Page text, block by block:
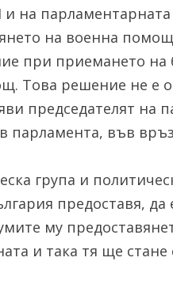
на
на военна
при приемането на
Това решение не е
председателят на
парламента, във
група и
предоставя, да
му
и така тя ще стане